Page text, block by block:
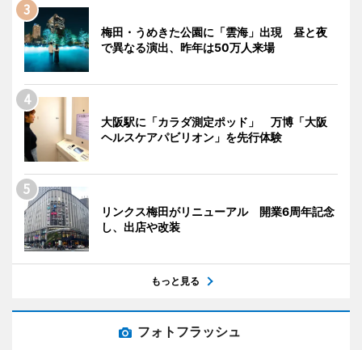
梅田・うめきた公園に「雲海」出現 昼と夜
で異なる演出、昨年は50万人来場
大阪駅に「カラダ測定ポッド」 万博「大阪
ヘルスケアパビリオン」を先行体験
リンクス梅田がリニューアル 開業6周年記念
し、出店や改装
もっと見る
フォトフラッシュ